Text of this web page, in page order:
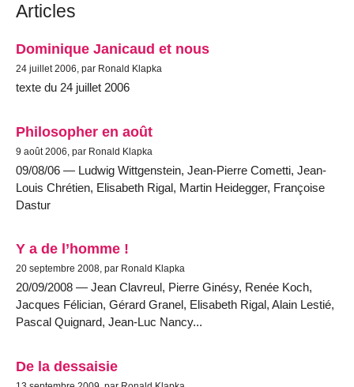
Articles
Dominique Janicaud et nous
24 juillet 2006, par Ronald Klapka
texte du 24 juillet 2006
Philosopher en août
9 août 2006, par Ronald Klapka
09/08/06 — Ludwig Wittgenstein, Jean-Pierre Cometti, Jean-
Louis Chrétien, Elisabeth Rigal, Martin Heidegger, Françoise
Dastur
Y a de l’homme !
20 septembre 2008, par Ronald Klapka
20/09/2008 — Jean Clavreul, Pierre Ginésy, Renée Koch,
Jacques Félician, Gérard Granel, Elisabeth Rigal, Alain Lestié,
Pascal Quignard, Jean-Luc Nancy...
De la dessaisie